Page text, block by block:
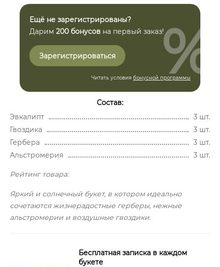
Ещё не зарегистрированы?
Дарим 200 бонусов на первый заказ!
Зарегистрироваться
Читать условия бонусной программы
%
Состав:
Эвкалипт
3 шт.
Гвоздика
3 шт.
Гербера
3 шт.
Альстромерия
3 шт.
Рейтинг товара:
Яркий и солнечный букет, в котором идеально
сочетаются жизнерадостные герберы, нежные
альстромерии и воздушные гвоздики.
Бесплатная записка в каждом
букете